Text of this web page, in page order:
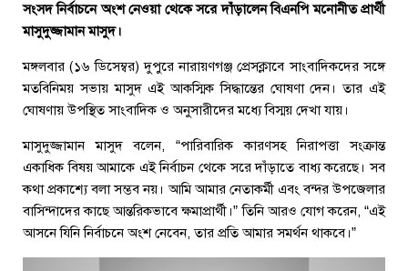
সংসদ নির্বাচনে অংশ নেওয়া থেকে সরে দাঁড়ালেন বিএনপি মনোনীত প্রার্থী
মাসুদুজ্জামান মাসুদ।
মঙ্গলবার (১৬ ডিসেম্বর) দুপুরে নারায়ণগঞ্জ প্রেসক্লাবে সাংবাদিকদের সঙ্গে
মতবিনিময় সভায় মাসুদ এই আকস্মিক সিদ্ধান্তের ঘোষণা দেন। তার এই
ঘোষণায় উপস্থিত সাংবাদিক ও অনুসারীদের মধ্যে বিস্ময় দেখা যায়।
মাসুদুজ্জামান মাসুদ বলেন, “পারিবারিক কারণসহ নিরাপত্তা সংক্রান্ত
একাধিক বিষয় আমাকে এই নির্বাচন থেকে সরে দাঁড়াতে বাধ্য করেছে। সব
কথা প্রকাশ্যে বলা সম্ভব নয়। আমি আমার নেতাকর্মী এবং বন্দর উপজেলার
বাসিন্দাদের কাছে আন্তরিকভাবে ক্ষমাপ্রার্থী।” তিনি আরও যোগ করেন, “এই
আসনে যিনি নির্বাচনে অংশ নেবেন, তার প্রতি আমার সমর্থন থাকবে।”